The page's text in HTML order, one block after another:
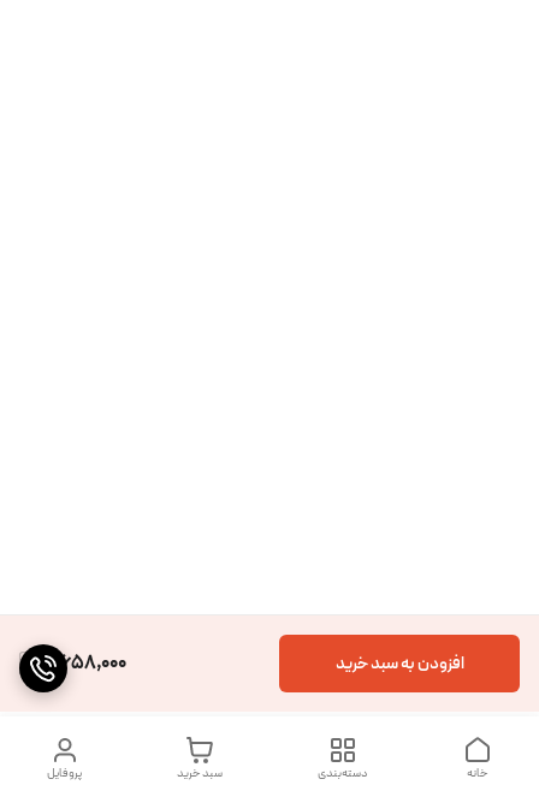
4,658,000 افزودن به سبد خرید
پروفایل سبد خرید دسته‌بندی خانه